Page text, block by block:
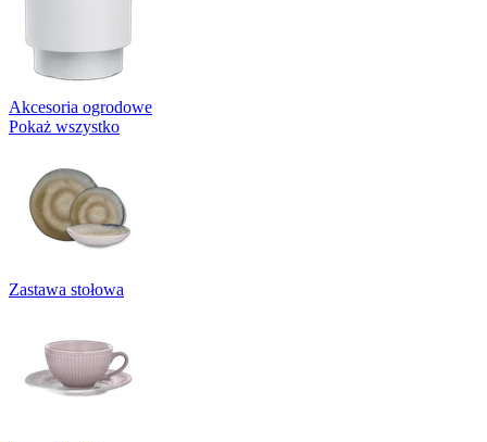
Akcesoria ogrodowe
Pokaż wszystko
Zastawa stołowa